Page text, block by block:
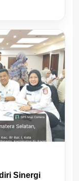
Sinergi